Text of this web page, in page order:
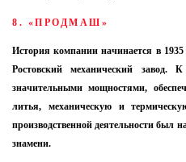
8. «ПРОДМАШ»
История компании начинается в
Ростовский механический завод.
значительными мощностями,
литья, механическую и
производственной деятельности был
знамени.